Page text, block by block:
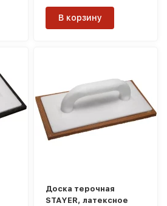
В корзину
Доска терочная
STAYER, латексное